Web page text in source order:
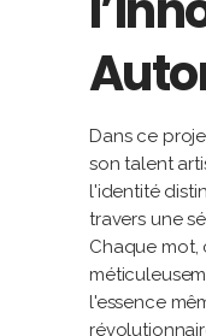
Dans ce
son talent
l'identité
travers une
Chaque mot,
l'essence